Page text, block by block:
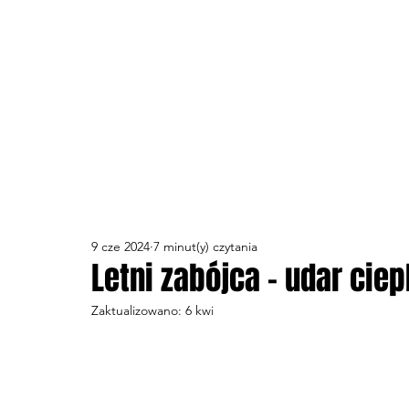
Letni zabójca - udar
9 cze 2024 7 minut(y) czytania
Zaktualizowano: 6 kwi